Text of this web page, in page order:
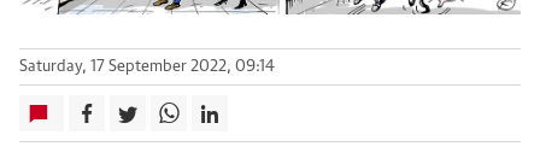
Saturday, 17 September 2022, 09:14